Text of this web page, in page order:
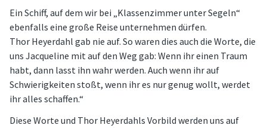
Ein Schiff, auf dem wir bei „Klassenzimmer unter Segeln“
ebenfalls eine große Reise unternehmen dürfen.
Thor Heyerdahl gab nie auf. So waren dies auch die Worte, die
uns Jacqueline mit auf den Weg gab: Wenn ihr einen Traum
habt, dann lasst ihn wahr werden. Auch wenn ihr auf
Schwierigkeiten stoßt, wenn ihr es nur genug wollt, werdet
ihr alles schaffen.“
Diese Worte und Thor Heyerdahls Vorbild werden uns auf